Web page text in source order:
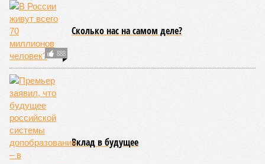
888
Сколько нас на самом деле?
Вклад в будущее